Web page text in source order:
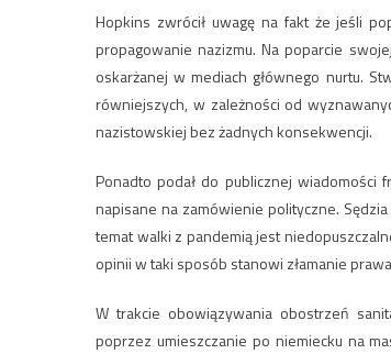
Hopkins zwrócił uwagę na fakt że jeśli
propagowanie nazizmu. Na poparcie
oskarżanej w mediach głównego nurtu.
równiejszych, w zależności od
nazistowskiej bez żadnych konsekwencji.
Ponadto podał do publicznej wiadomości
napisane na zamówienie polityczne.
temat walki z pandemią jest
opinii w taki sposób stanowi złamanie
W trakcie obowiązywania obostrzeń
poprzez umieszczanie po niemiecku na